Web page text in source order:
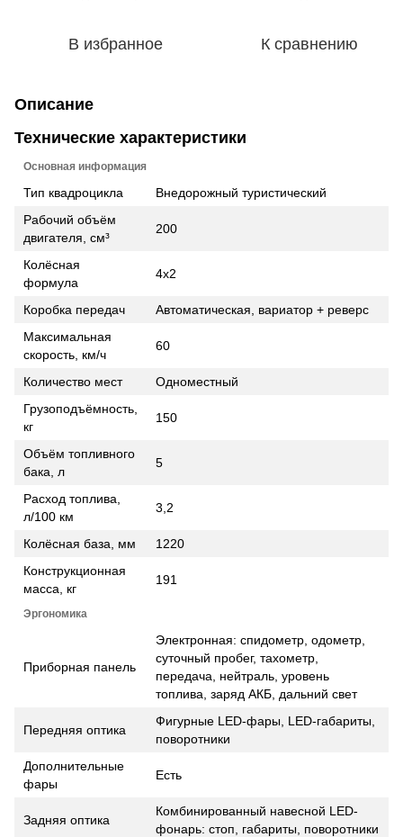
В избранное К сравнению
Описание
Технические характеристики
Основная информация
Тип квадроцикла
Внедорожный туристический
Рабочий объём
двигателя, см³
200
Колёсная
формула
4х2
Коробка передач
Автоматическая, вариатор + реверс
Максимальная
скорость, км/ч
60
Количество мест
Одноместный
Грузоподъёмность,
кг
150
Объём топливного
бака, л
5
Расход топлива,
л/100 км
3,2
Колёсная база, мм
1220
Конструкционная
масса, кг
191
Эргономика
Приборная панель
Электронная: спидометр, одометр,
суточный пробег, тахометр,
передача, нейтраль, уровень
топлива, заряд АКБ, дальний свет
Передняя оптика
Фигурные LED-фары, LED-габариты,
поворотники
Дополнительные
фары
Есть
Задняя оптика
Комбинированный навесной LED-
фонарь: стоп, габариты, поворотники